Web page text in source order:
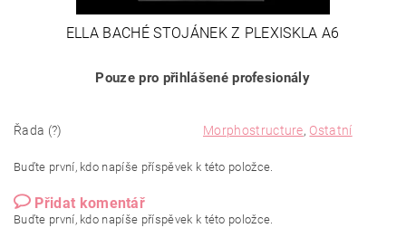
ELLA BACHÉ STOJÁNEK Z PLEXISKLA A6
Pouze pro přihlášené profesionály
Řada (?) Morphostructure, Ostatní
Buďte první, kdo napíše příspěvek k této položce.
Přidat komentář
Buďte první, kdo napíše příspěvek k této položce.